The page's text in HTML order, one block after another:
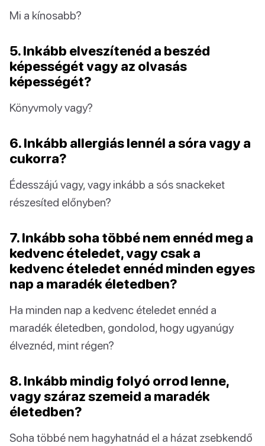
Mi a kínosabb?
5. Inkább elveszítenéd a beszéd
képességét vagy az olvasás
képességét?
Könyvmoly vagy?
6. Inkább allergiás lennél a sóra vagy a
cukorra?
Édesszájú vagy, vagy inkább a sós snackeket
részesíted előnyben?
7. Inkább soha többé nem ennéd meg a
kedvenc ételedet, vagy csak a
kedvenc ételedet ennéd minden egyes
nap a maradék életedben?
Ha minden nap a kedvenc ételedet ennéd a
maradék életedben, gondolod, hogy ugyanúgy
élveznéd, mint régen?
8. Inkább mindig folyó orrod lenne,
vagy száraz szemeid a maradék
életedben?
Soha többé nem hagyhatnád el a házat zsebkendő